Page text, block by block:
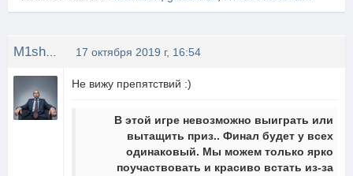
17 октября 2019 г, 16:54
Не вижу препятствий :)
В этой игре невозможно выиграть или
вытащить приз.. Финал будет у всех
одинаковый. Мы можем только ярко
поучаствовать и красиво встать из-за